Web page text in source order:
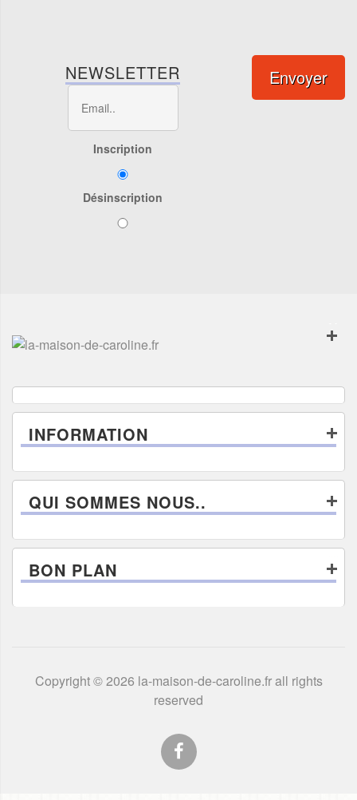
NEWSLETTER
Inscription
Désinscription
Envoyer
INFORMATION
QUI SOMMES NOUS..
BON PLAN
Copyright © 2026 la-maison-de-caroline.fr all rights
reserved